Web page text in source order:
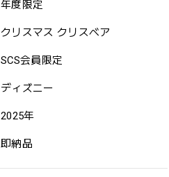
年度限定
クリスマス クリスベア
SCS会員限定
ディズニー
2025年
即納品